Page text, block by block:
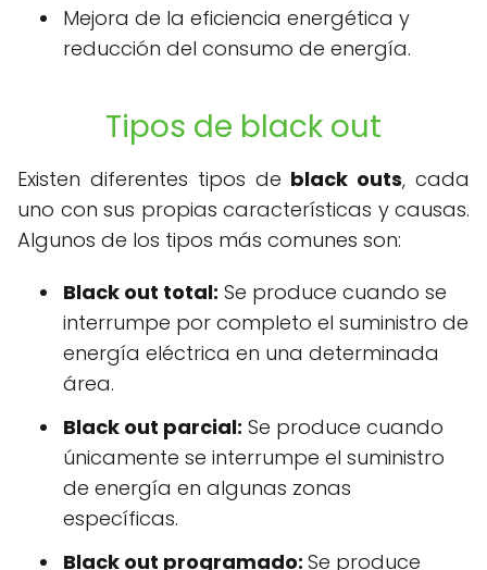
Mejora de la eficiencia energética y
reducción del consumo de energía.
Tipos de black out
Existen diferentes tipos de black outs, cada
uno con sus propias características y causas.
Algunos de los tipos más comunes son:
Black out total: Se produce cuando se
interrumpe por completo el suministro de
energía eléctrica en una determinada
área.
Black out parcial: Se produce cuando
únicamente se interrumpe el suministro
de energía en algunas zonas
específicas.
Black out programado: Se produce